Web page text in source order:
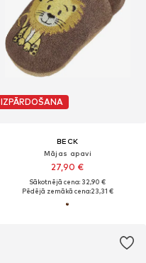
IZPĀRDOŠANA
BECK
Mājas apavi
27,90 €
Sākotnējā cena: 32,90 €
Pēdējā zemākā cena:23,31 €